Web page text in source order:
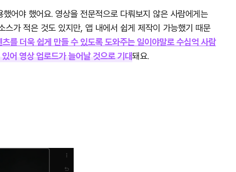
어야 했어요. 영상을 전문적으로 다뤄보지 않은 사람에게는
가 적은 것도 있지만, 앱 내에서 쉽게 제작이 가능했기 때문
를 더욱 쉽게 만들 수 있도록 도와주는 일이야말로 수십억 사람
어 영상 업로드가 늘어날 것으로 기대돼요.